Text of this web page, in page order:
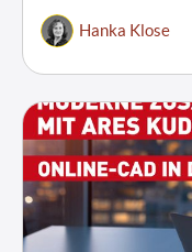
Hanka Klose